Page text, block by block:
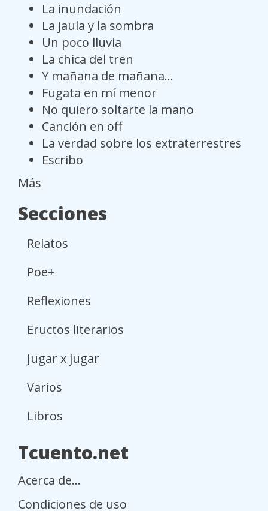
La inundación
La jaula y la sombra
Un poco lluvia
La chica del tren
Y mañana de mañana...
Fugata en mí menor
No quiero soltarte la mano
Canción en off
La verdad sobre los extraterrestres
Escribo
Más
Secciones
Relatos
Poe+
Reflexiones
Eructos literarios
Jugar x jugar
Varios
Libros
Tcuento.net
Acerca de...
Condiciones de uso